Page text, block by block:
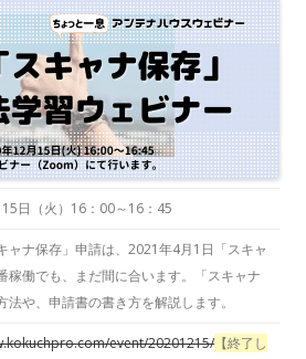
日（火） 16：00～16：45
ャナ保存」申請は、2021年4月1日「スキャ
稼働でも、まだ間に合います。「スキャナ
法や、申請書の書き方を解説します。
event/20201215/ 【終了し